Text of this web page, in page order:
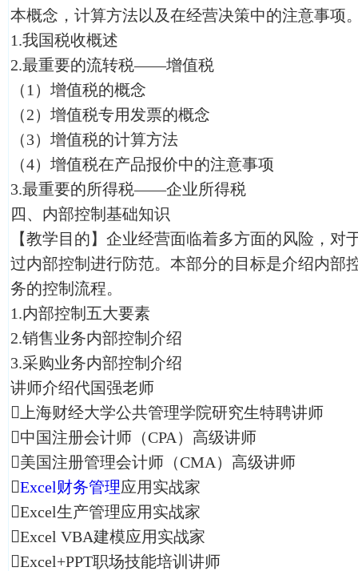
本概念，计算方法以及在经营决策中的注意事项
1.我国税收概述
2.最重要的流转税——增值税
（1）增值税的概念
（2）增值税专用发票的概念
（3）增值税的计算方法
（4）增值税在产品报价中的注意事项
3.最重要的所得税——企业所得税
四、内部控制基础知识
【教学目的】企业经营面临着多方面的风险，对
过内部控制进行防范。本部分的目标是介绍内部
务的控制流程。
1.内部控制五大要素
2.销售业务内部控制介绍
3.采购业务内部控制介绍
讲师介绍代国强老师
上海财经大学公共管理学院研究生特聘讲师
中国注册会计师（CPA）高级讲师
美国注册管理会计师（CMA）高级讲师
Excel财务管理应用实战家
Excel生产管理应用实战家
Excel VBA建模应用实战家
Excel+PPT职场技能培训讲师